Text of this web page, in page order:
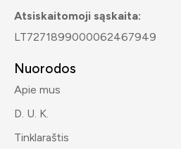
Atsiskaitomoji sąskaita:
LT7271899000062467949
Nuorodos
Apie mus
D. U. K.
Tinklaraštis